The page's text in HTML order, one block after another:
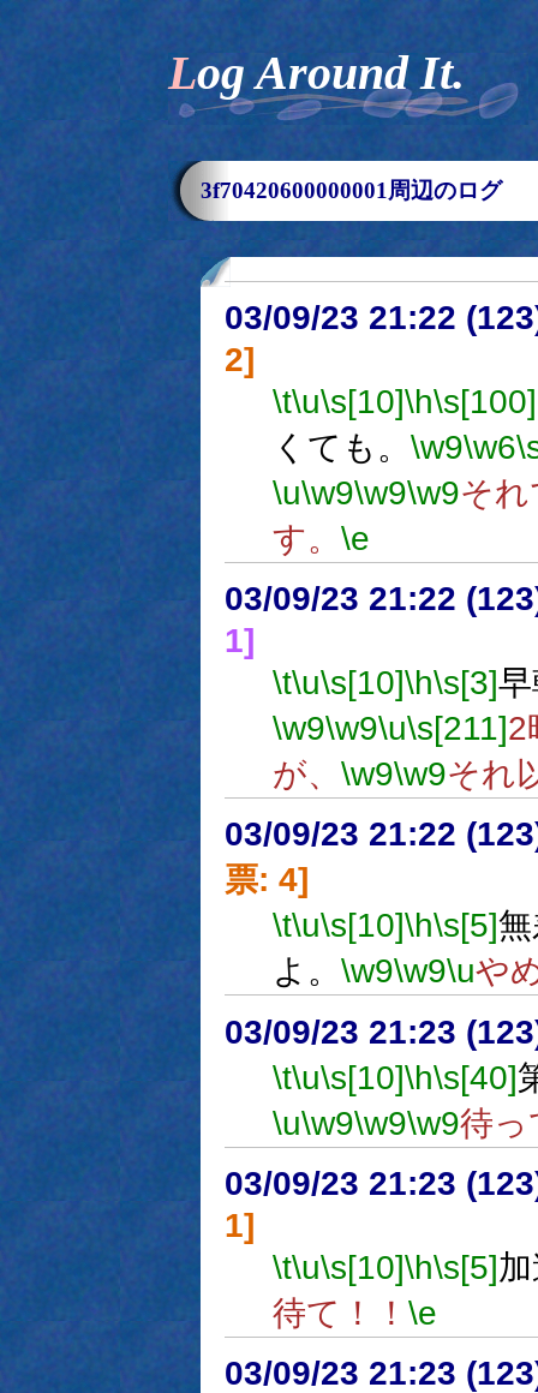
Log Around It.
3f70420600000001周辺のログ
03/09/23 21:22
2]
\t\u\s[10]\h\s[100]
くても。 \w9\w6
\u\w9\w9\w9そ
す。 \e
03/09/23 21:22
1]
\t\u\s[10]\h\s[3]
\w9\w9\u\s[211]2
が、 \w9\w9それ
03/09/23 21:22
票: 4]
\t\u\s[10]\h\s[5]
よ。 \w9\w9\uや
03/09/23 21:23
\t\u\s[10]\h\s[40]
\u\w9\w9\w9待っ
03/09/23 21:23
1]
\t\u\s[10]\h\s[5]
待て！！ \e
03/09/23 21:23